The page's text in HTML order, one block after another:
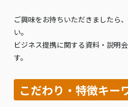
ご興味をお持ちいただきましたら
い。
ビジネス提携に関する資料・説明
す。
こだわり・特徴キー